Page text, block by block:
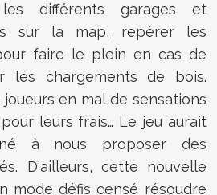
différents garages et
sur la map, repérer les
faire le plein en cas de
les chargements de bois.
en mal de sensations
leurs frais… Le jeu aurait
à nous proposer des
D'ailleurs, cette nouvelle
mode défis censé résoudre